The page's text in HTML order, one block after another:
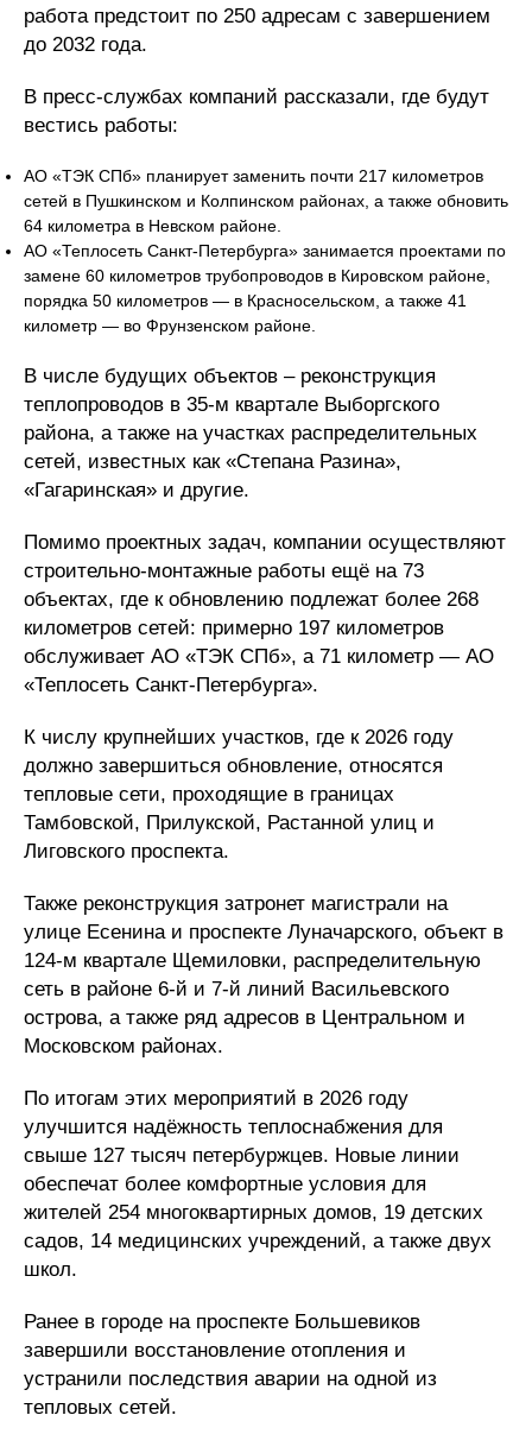
работа предстоит по 250 адресам с завершением
до 2032 года.
В пресс-службах компаний рассказали, где будут
вестись работы:
АО «ТЭК СПб» планирует заменить почти 217 километров
сетей в Пушкинском и Колпинском районах, а также обновить
64 километра в Невском районе.
АО «Теплосеть Санкт-Петербурга» занимается проектами по
замене 60 километров трубопроводов в Кировском районе,
порядка 50 километров — в Красносельском, а также 41
километр — во Фрунзенском районе.
В числе будущих объектов – реконструкция
теплопроводов в 35-м квартале Выборгского
района, а также на участках распределительных
сетей, известных как «Степана Разина»,
«Гагаринская» и другие.
Помимо проектных задач, компании осуществляют
строительно-монтажные работы ещё на 73
объектах, где к обновлению подлежат более 268
километров сетей: примерно 197 километров
обслуживает АО «ТЭК СПб», а 71 километр — АО
«Теплосеть Санкт-Петербурга».
К числу крупнейших участков, где к 2026 году
должно завершиться обновление, относятся
тепловые сети, проходящие в границах
Тамбовской, Прилукской, Растанной улиц и
Лиговского проспекта.
Также реконструкция затронет магистрали на
улице Есенина и проспекте Луначарского, объект в
124-м квартале Щемиловки, распределительную
сеть в районе 6-й и 7-й линий Васильевского
острова, а также ряд адресов в Центральном и
Московском районах.
По итогам этих мероприятий в 2026 году
улучшится надёжность теплоснабжения для
свыше 127 тысяч петербуржцев. Новые линии
обеспечат более комфортные условия для
жителей 254 многоквартирных домов, 19 детских
садов, 14 медицинских учреждений, а также двух
школ.
Ранее в городе на проспекте Большевиков
завершили восстановление отопления и
устранили последствия аварии на одной из
тепловых сетей.